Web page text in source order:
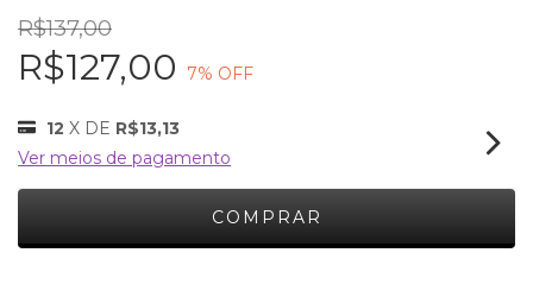
R$137,00
R$127,00 7% OFF
12 X DE R$13,13
Ver meios de pagamento